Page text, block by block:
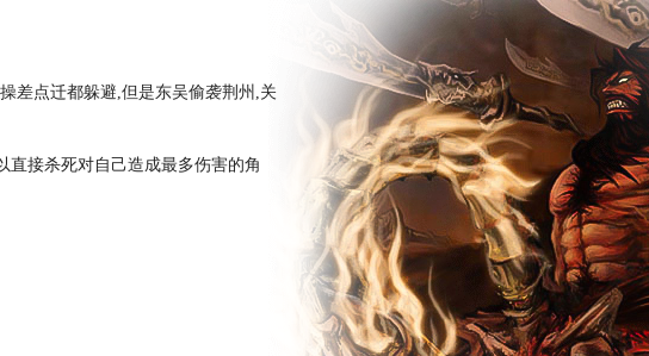
差点迁都躲避,但是东吴偷袭荆州,关
直接杀死对自己造成最多伤害的角